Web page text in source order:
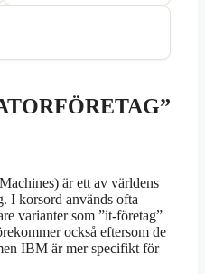
är ett av världens
I korsord används ofta
varianter som ”it-företag”
också eftersom de
IBM är mer specifikt för